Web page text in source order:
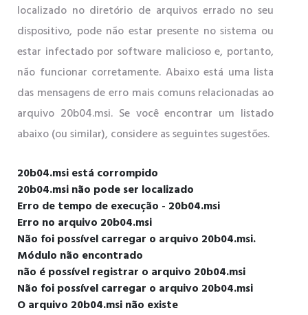
localizado no diretório de arquivos errado no seu
dispositivo, pode não estar presente no sistema ou
estar infectado por software malicioso e, portanto,
não funcionar corretamente. Abaixo está uma lista
das mensagens de erro mais comuns relacionadas ao
arquivo 20b04.msi. Se você encontrar um listado
abaixo (ou similar), considere as seguintes sugestões.
20b04.msi está corrompido
20b04.msi não pode ser localizado
Erro de tempo de execução - 20b04.msi
Erro no arquivo 20b04.msi
Não foi possível carregar o arquivo 20b04.msi.
Módulo não encontrado
não é possível registrar o arquivo 20b04.msi
Não foi possível carregar o arquivo 20b04.msi
O arquivo 20b04.msi não existe